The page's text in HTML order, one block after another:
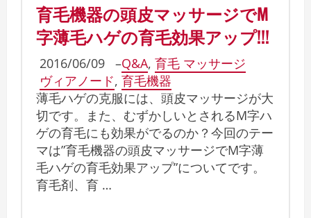
育毛機器の頭皮マッサージでM
字薄毛ハゲの育毛効果アップ!!!
2016/06/09 –Q&A, 育毛 マッサージ
ヴィアノード, 育毛機器
薄毛ハゲの克服には、頭皮マッサージが大
切です。また、むずかしいとされるM字ハ
ゲの育毛にも効果がでるのか？今回のテー
マは”育毛機器の頭皮マッサージでM字薄
毛ハゲの育毛効果アップ”についてです。
育毛剤、育 …